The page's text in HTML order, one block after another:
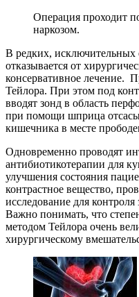
Операция проходит
наркозом.
В редких, исключительных
отказывается от
консервативное лечение.
Тейлора. При этом под
вводят зонд в область
при помощи шприца
кишечника в месте
Одновременно проводят
антибиотикотерапии для
улучшения состояния
контрастное вещество,
исследование для
Важно понимать, что
методом Тейлора очень
хирургическому